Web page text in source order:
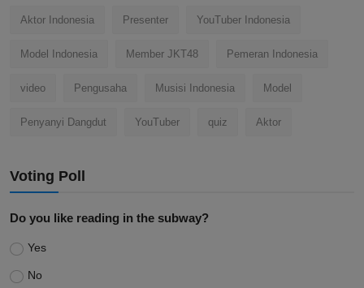
Aktor Indonesia Presenter YouTuber Indonesia
Model Indonesia Member JKT48 Pemeran Indonesia
video Pengusaha Musisi Indonesia Model
Penyanyi Dangdut YouTuber quiz Aktor
Voting Poll
Do you like reading in the subway?
Yes
No